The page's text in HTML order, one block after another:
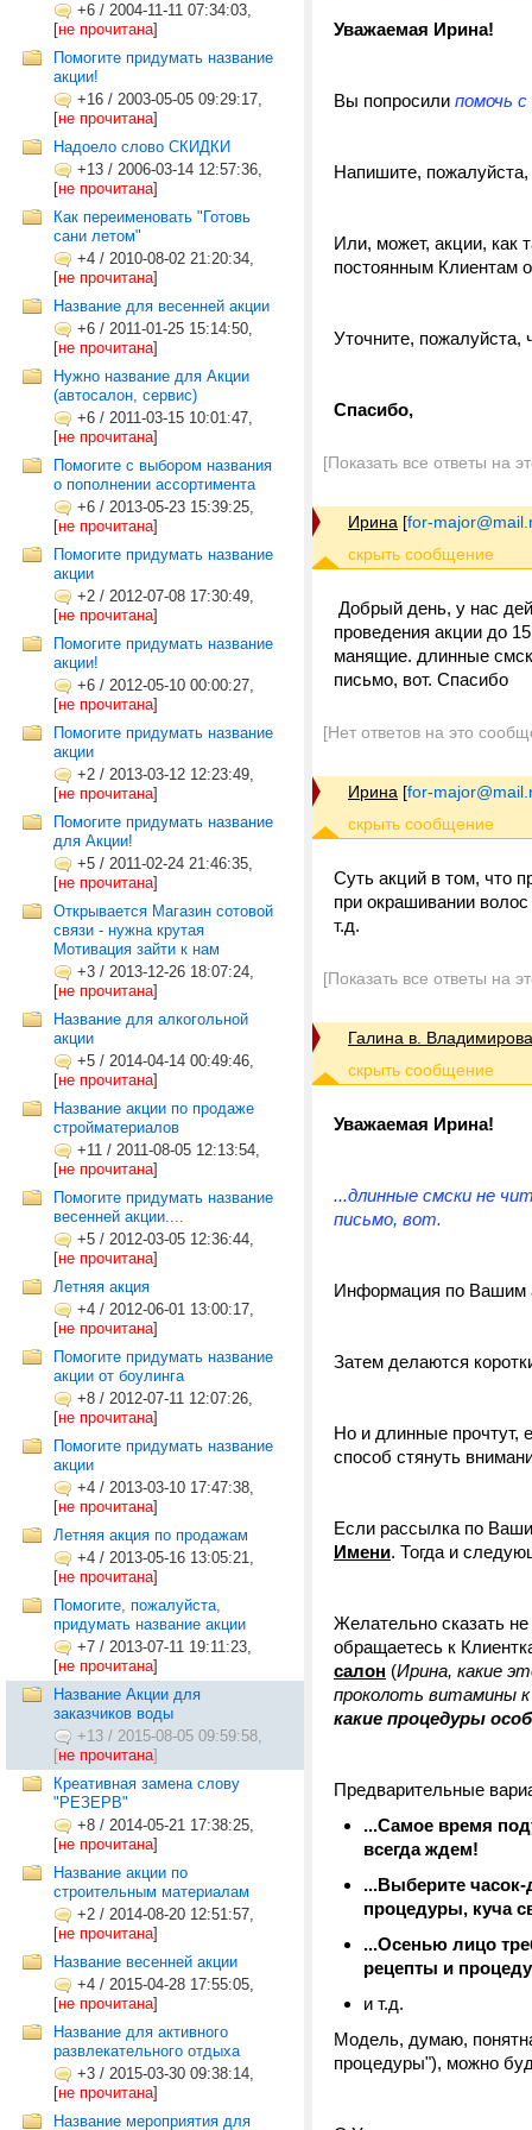
+6 / 2004-11-11 07:34:03,
[не прочитана]
Помогите придумать название
акции!
+16 / 2003-05-05 09:29:17,
[не прочитана]
Надоело слово СКИДКИ
+13 / 2006-03-14 12:57:36,
[не прочитана]
Как переименовать "Готовь
сани летом"
+4 / 2010-08-02 21:20:34,
[не прочитана]
Название для весенней акции
+6 / 2011-01-25 15:14:50,
[не прочитана]
Нужно название для Акции
(автосалон, сервис)
+6 / 2011-03-15 10:01:47,
[не прочитана]
Помогите с выбором названия
о пополнении ассортимента
+6 / 2013-05-23 15:39:25,
[не прочитана]
Помогите придумать название
акции
+2 / 2012-07-08 17:30:49,
[не прочитана]
Помогите придумать название
акции!
+6 / 2012-05-10 00:00:27,
[не прочитана]
Помогите придумать название
акции
+2 / 2013-03-12 12:23:49,
[не прочитана]
Помогите придумать название
для Акции!
+5 / 2011-02-24 21:46:35,
[не прочитана]
Открывается Магазин сотовой
связи - нужна крутая
Мотивация зайти к нам
+3 / 2013-12-26 18:07:24,
[не прочитана]
Название для алкогольной
акции
+5 / 2014-04-14 00:49:46,
[не прочитана]
Название акции по продаже
стройматериалов
+11 / 2011-08-05 12:13:54,
[не прочитана]
Помогите придумать название
весенней акции....
+5 / 2012-03-05 12:36:44,
[не прочитана]
Летняя акция
+4 / 2012-06-01 13:00:17,
[не прочитана]
Помогите придумать название
акции от боулинга
+8 / 2012-07-11 12:07:26,
[не прочитана]
Помогите придумать название
акции
+4 / 2013-03-10 17:47:38,
[не прочитана]
Летняя акция по продажам
+4 / 2013-05-16 13:05:21,
[не прочитана]
Помогите, пожалуйста,
придумать название акции
+7 / 2013-07-11 19:11:23,
[не прочитана]
Название Акции для
заказчиков воды
+13 / 2015-08-05 09:59:58,
[не прочитана]
Креативная замена слову
"РЕЗЕРВ"
+8 / 2014-05-21 17:38:25,
[не прочитана]
Название акции по
строительным материалам
+2 / 2014-08-20 12:51:57,
[не прочитана]
Название весенней акции
+4 / 2015-04-28 17:55:05,
[не прочитана]
Название для активного
развлекательного отдыха
+3 / 2015-03-30 09:38:14,
[не прочитана]
Название мероприятия для
Уважаемая Ирина!
Вы попросили помочь с
Напишите, пожалуйста,
Или, может, акции, как
постоянным Клиентам
Уточните, пожалуйста,
Спасибо,
[Показать все ответы на
Ирина [for-
Добрый день, у нас
проведения акции до
манящие. длинные
письмо, вот. Спасибо
[Нет ответов на это
Ирина [for-
Суть акций в том, что
при окрашивании
т.д.
[Показать все ответы на
Галина в. Владимирова
Уважаемая Ирина!
...длинные смски не
письмо, вот.
Информация по Вашим
Затем делаются
Но и длинные прочтут,
способ стянуть
Если рассылка по
Имени. Тогда и
Желательно сказать
обращаетесь к
салон (Ирина, какие
проколоть витамины
какие процедуры
Предварительные
...Самое время
всегда ждем!
...Выберите
процедуры, куча
...Осенью лицо
рецепты и
и т.д.
Модель, думаю,
процедуры"), можно